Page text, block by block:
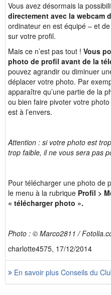
Vous avez désormais la
directement avec la webcam
ordinateur en est équipé – et
sur votre profil.
Mais ce n’est pas tout ! Vous
photo de profil avant de la
pouvez agrandir ou diminuer
déplacer votre photo. Par
apparaître qu’une partie de la
ou bien faire pivoter votre
est à l’envers.
Attention : si votre photo est
trop faible, il ne vous sera pas
Pour télécharger une photo de
le menu à la rubrique Profil >
« télécharger photo ».
Photo : © Marco2811 /
charlotte4575, 17/12/2014
En savoir plus Conseils du